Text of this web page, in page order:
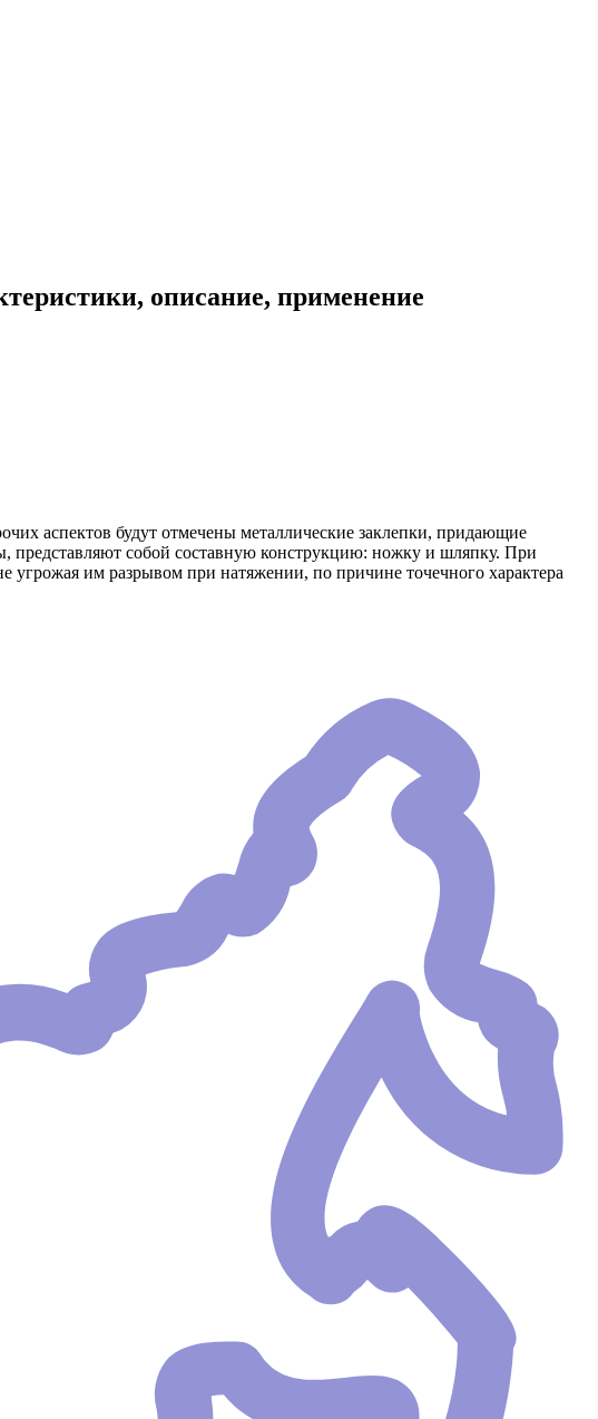
описание, применение
аспектов будут отмечены металлические заклепки, придающие
собой составную конструкцию: ножку и шляпку. При
угрожая им разрывом при натяжении, по причине точечного характера